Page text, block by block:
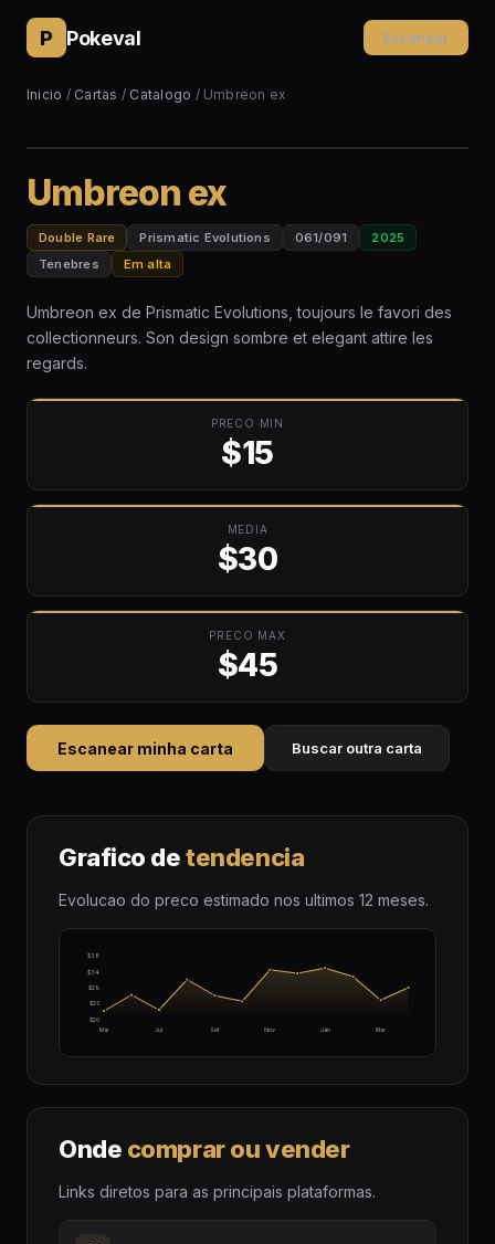
P Pokeval Escanear
Inicio / Cartas / Catalogo / Umbreon ex
Umbreon ex
Double Rare Prismatic Evolutions 061/091
2025
Tenebres
Em alta
Umbreon ex de Prismatic Evolutions, toujours le favori des
collectionneurs. Son design sombre et elegant attire les
regards.
PRECO MIN
$15
MEDIA
$30
PRECO MAX
$45
Escanear minha carta Buscar outra carta
Grafico detendencia
Evolucao do preco estimado nos ultimos 12 meses.
$20
$25
$29
$34
$38
Mai Jul Set Nov Jan Mar
Onde comprar ou vender
Links diretos para as principais plataformas.